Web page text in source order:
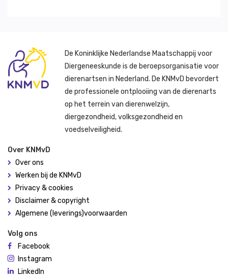
De Koninklijke Nederlandse Maatschappij voor
Diergeneeskunde is de beroepsorganisatie voor
dierenartsen in Nederland. De KNMvD bevordert
de professionele ontplooiing van de dierenarts
op het terrein van dierenwelzijn,
diergezondheid, volksgezondheid en
voedselveiligheid.
Over KNMvD
Over ons
Werken bij de KNMvD
Privacy & cookies
Disclaimer & copyright
Algemene (leverings)voorwaarden
Volg ons
Facebook
Instagram
LinkedIn